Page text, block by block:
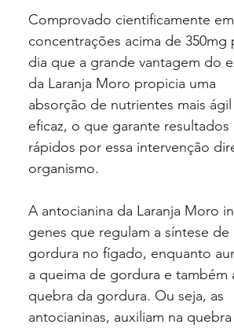
Comprovado cientificamente em
concentrações acima de 350mg
dia que a grande vantagem do
da Laranja Moro propicia uma
absorção de nutrientes mais ágil
eficaz, o que garante resultados
rápidos por essa intervenção
organismo.
A antocianina da Laranja Moro
genes que regulam a síntese de
gordura no fígado, enquanto
a queima de gordura e também
quebra da gordura. Ou seja, as
antocianinas, auxiliam na